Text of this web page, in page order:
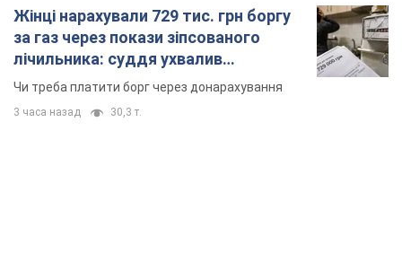
Жінці нарахували 729 тис. грн боргу
за газ через покази зіпсованого
лічильника: суддя ухвалив
неочікуване рішення
Чи треба платити борг через донарахування
3 часа назад 30,3 т.